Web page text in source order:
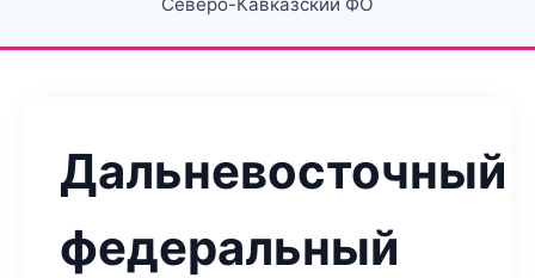
Дальневосточный
федеральный